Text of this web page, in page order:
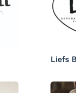
Liefs